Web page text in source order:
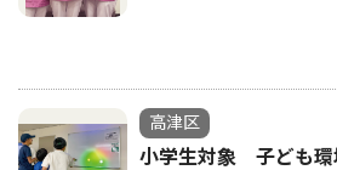
高津区
小学生対象 子ども環